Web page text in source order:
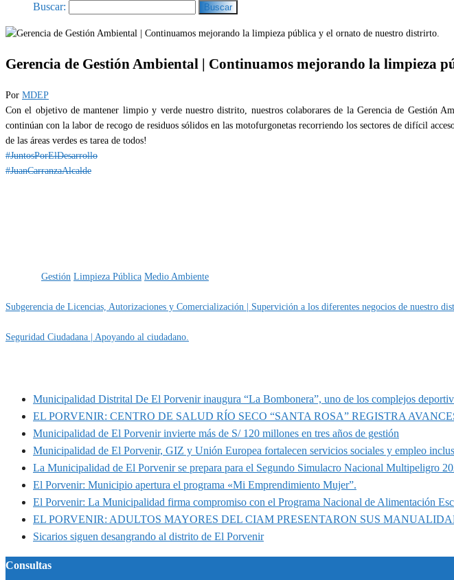
Buscar:
Gerencia de Gestión Ambiental | Continuamos mejorando la limpieza
Por MDEP
Con el objetivo de mantener limpio y verde nuestro distrito, nuestros colaborares de la Gerencia de Gestión
continúan con la labor de recogo de residuos sólidos en las motofurgonetas recorriendo los sectores de difícil
de las áreas verdes es tarea de todos!
#JuntosPorElDesarrollo
#JuanCarranzaAlcalde
Gestión Limpieza Pública Medio Ambiente
Subgerencia de Licencias, Autorizaciones y Comercialización | Supervición a los diferentes negocios de nuestro
Seguridad Ciudadana | Apoyando al ciudadano.
Municipalidad Distrital De El Porvenir inaugura “La Bombonera”, uno de los complejos
EL PORVENIR: CENTRO DE SALUD RÍO SECO “SANTA ROSA” REGISTRA
Municipalidad de El Porvenir invierte más de S/ 120 millones en tres años de gestión
Municipalidad de El Porvenir, GIZ y Unión Europea fortalecen servicios sociales y empleo
La Municipalidad de El Porvenir se prepara para el Segundo Simulacro Nacional Multipeligro
El Porvenir: Municipio apertura el programa «Mi Emprendimiento Mujer”.
El Porvenir: La Municipalidad firma compromiso con el Programa Nacional de Alimentación
EL PORVENIR: ADULTOS MAYORES DEL CIAM PRESENTARON SUS
Sicarios siguen desangrando al distrito de El Porvenir
Consultas